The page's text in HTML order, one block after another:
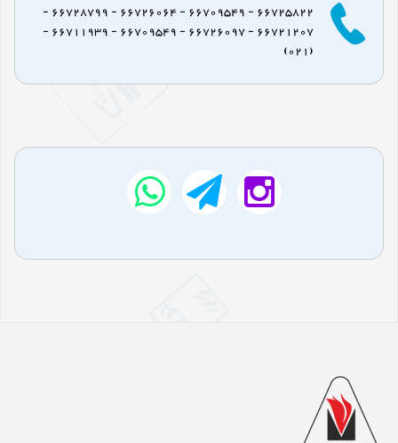
66725822 - 66709549 - 66726064 - 66728799 -
66721207 - 66726097 - 66709549 - 66711939 -
(021)